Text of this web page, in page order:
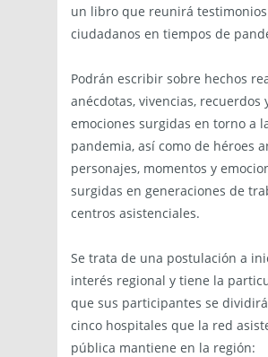
un libro que reunirá testimonios
ciudadanos en tiempos de
Podrán escribir sobre hechos
anécdotas, vivencias, recuerdos
emociones surgidas en torno a
pandemia, así como de héroes
personajes, momentos y
surgidas en generaciones de
centros asistenciales.
Se trata de una postulación a
interés regional y tiene la
que sus participantes se
cinco hospitales que la red
pública mantiene en la región: